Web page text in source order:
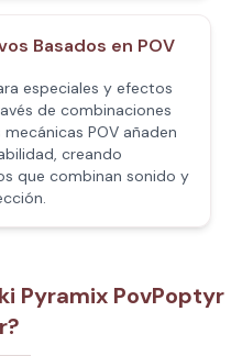
Basados en POV
especiales y efectos
de combinaciones
POV añaden
creando
que combinan sonido y
Pyramix PovPoptyr